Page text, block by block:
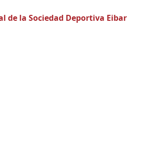
de la Sociedad Deportiva Eibar